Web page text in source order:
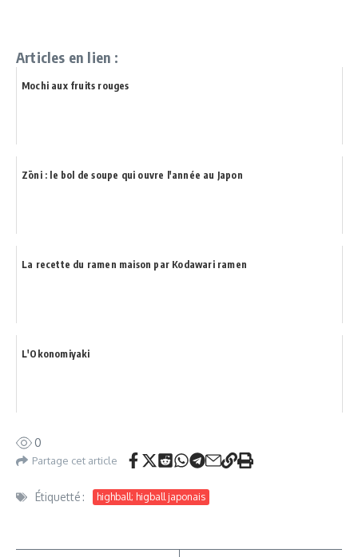
Articles en lien :
Mochi aux fruits rouges
Zōni : le bol de soupe qui ouvre l'année au Japon
La recette du ramen maison par Kodawari ramen
L'Okonomiyaki
0
Partage cet article
Étiquetté : highball; higball japonais